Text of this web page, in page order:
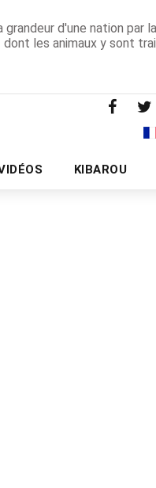
grandeur d'une nation par
dont les animaux y sont
KIBAROU